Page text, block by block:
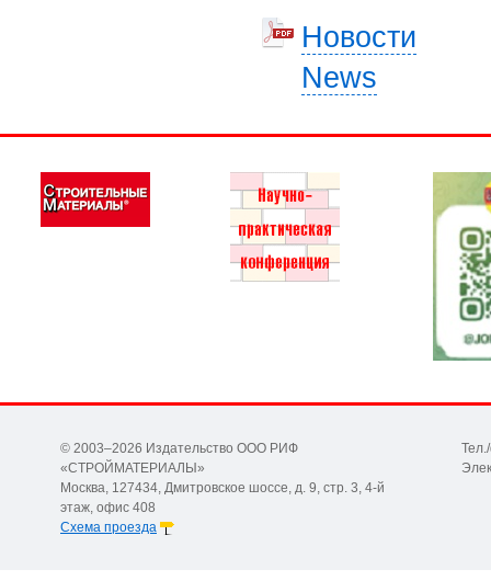
Новости
News
© 2003–2026 Издательство ООО РИФ
«СТРОЙМАТЕРИАЛЫ»
Москва, 127434, Дмитровское шоссе, д. 9, стр. 3, 4-й
этаж, офис 408
Схема проезда